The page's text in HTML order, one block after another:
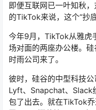
即便互联网已一叶知秋
的TikTok来说，这个“抄
今年9月，TikTok从雅虎
场对面的两座办公楼。
时雨公司来了。
彼时，硅谷的中型科技公
Lyft、Snapchat、Slack
包了出去。就在TikTok